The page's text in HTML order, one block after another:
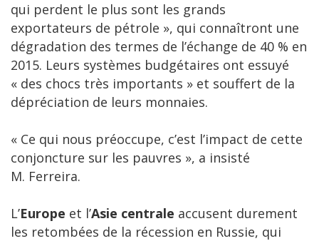
qui perdent le plus sont les grands
exportateurs de pétrole », qui connaîtront une
dégradation des termes de l’échange de 40 % en
2015. Leurs systèmes budgétaires ont essuyé
« des chocs très importants » et souffert de la
dépréciation de leurs monnaies.
« Ce qui nous préoccupe, c’est l’impact de cette
conjoncture sur les pauvres », a insisté
M. Ferreira.
L’Europe et l’Asie centrale accusent durement
les retombées de la récession en Russie, qui